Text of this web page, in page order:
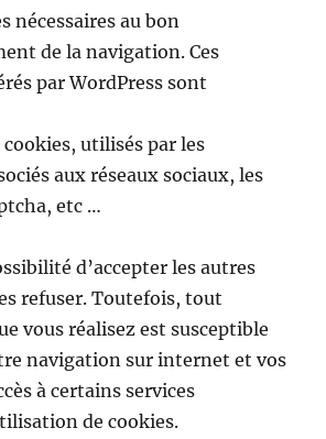
nécessaires au bon
de la navigation. Ces
par WordPress sont
cookies, utilisés par les
aux réseaux sociaux, les
etc …
d’accepter les autres
refuser. Toutefois, tout
vous réalisez est susceptible
navigation sur internet et vos
à certains services
de cookies.